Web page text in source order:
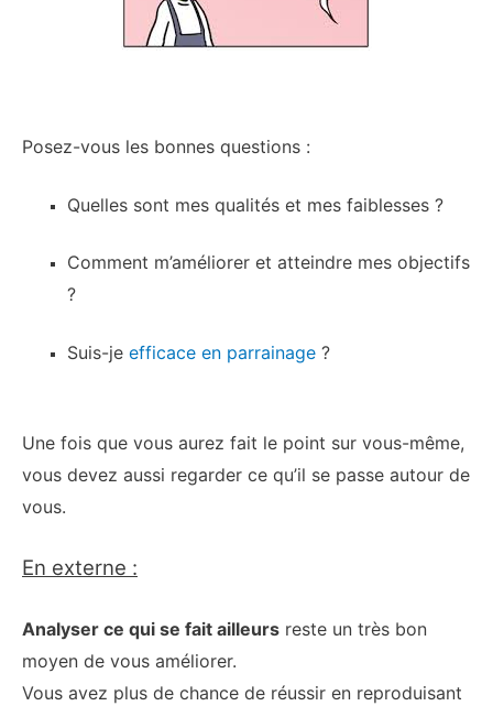
Posez-vous les bonnes questions :
Quelles sont mes qualités et mes faiblesses ?
Comment m’améliorer et atteindre mes objectifs
?
Suis-jeefficace en parrainage ?
Une fois que vous aurez fait le point sur vous-même,
vous devez aussi regarder ce qu’il se passe autour de
vous.
En externe :
Analyser ce qui se fait ailleurs reste un très bon
moyen de vous améliorer.
Vous avez plus de chance de réussir en reproduisant